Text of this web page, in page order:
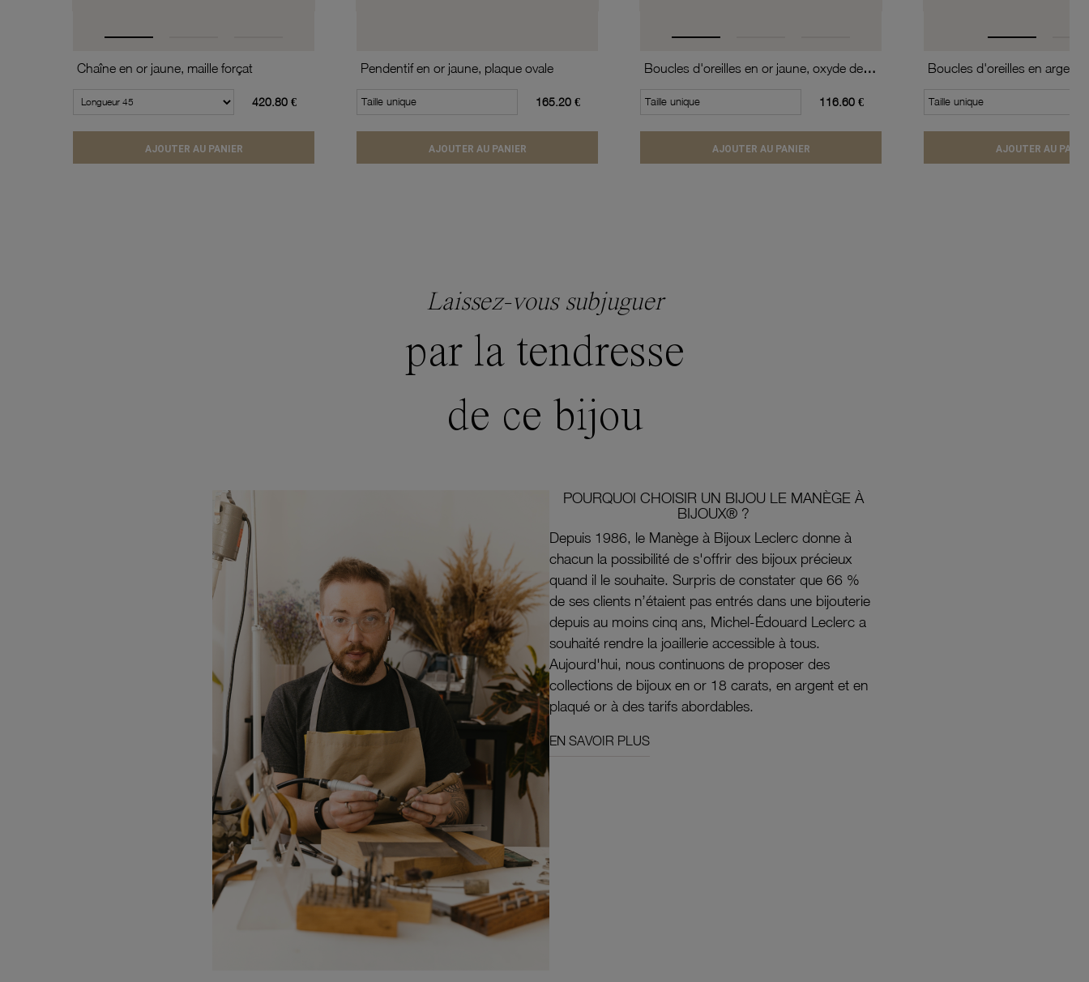
Chaîne en or jaune, maille forçat
420.80 €
AJOUTER AU PANIER
Pendentif en or jaune, plaque ovale
Taille unique 165.20 €
AJOUTER AU PANIER
Boucles d'oreilles en or jaune, oxyde de zirconium (moyen modèle).
Taille unique 116.60 €
AJOUTER AU PANIER
Taille unique
AJOUTER AU
Laissez-vous subjuguer
par la tendresse
de ce bijou
POURQUOI CHOISIR UN BIJOU LE MANÈGE À
BIJOUX® ?
Depuis 1986, le Manège à Bijoux Leclerc donne à
chacun la possibilité de s'offrir des bijoux précieux
quand il le souhaite. Surpris de constater que 66 %
de ses clients n’étaient pas entrés dans une bijouterie
depuis au moins cinq ans, Michel-Édouard Leclerc a
souhaité rendre la joaillerie accessible à tous.
Aujourd'hui, nous continuons de proposer des
collections de bijoux en or 18 carats, en argent et en
plaqué or à des tarifs abordables.
EN SAVOIR PLUS